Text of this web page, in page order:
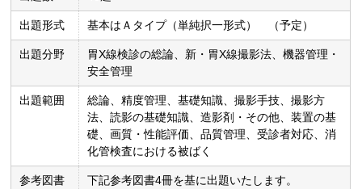
出題形式 基本はＡタイプ（単純択一形式） （予定）
出題分野
胃X線検診の総論、新・胃X線撮影法、機器管理・
安全管理
出題範囲
総論、精度管理、基礎知識、撮影手技、撮影方
法、読影の基礎知識、造影剤・その他、装置の基
礎、画質・性能評価、品質管理、受診者対応、消
化管検査における被ばく
参考図書
下記参考図書4冊を基に出題いたします。